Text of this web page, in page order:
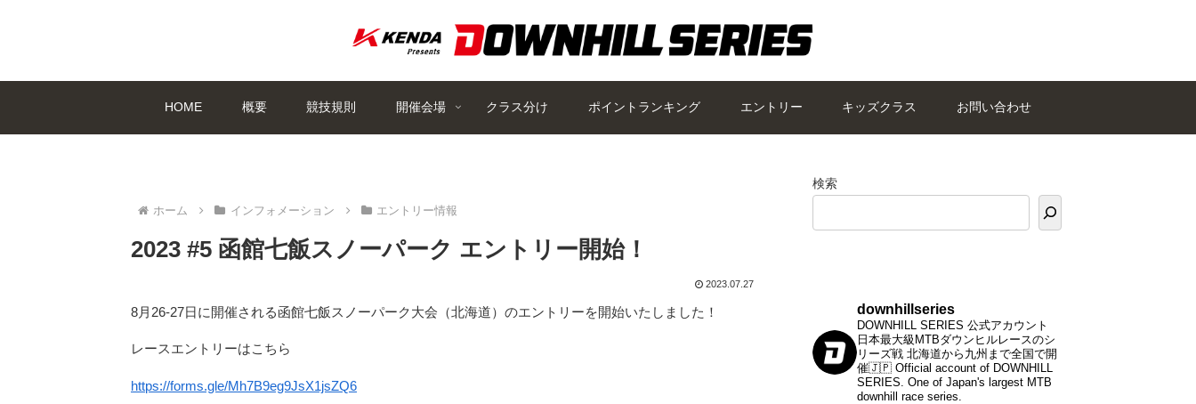
HOME 概要 競技規則 開催会場 クラス分け ポイントランキング エントリー キッズクラス お問い合わせ
ホーム インフォメーション エントリー情報
2023 #5 函館七飯スノーパーク エントリー開始！
2023.07.27
8月26-27日に開催される函館七飯スノーパーク大会（北海道）のエントリーを開始いたしました！
レースエントリーはこちら
https://forms.gle/Mh7B9eg9JsX1jsZQ6
検索
downhillseries
DOWNHILL SERIES 公式アカウント
日本最大級MTBダウンヒルレースのシ
リーズ戦 北海道から九州まで全国で開
催🇯🇵 Official account of DOWNHILL
SERIES. One of Japan's largest MTB
downhill race series.